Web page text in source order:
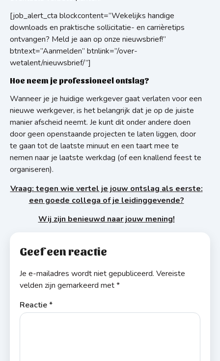
[job_alert_cta blockcontent=”Wekelijks handige
downloads en praktische sollicitatie- en carrièretips
ontvangen? Meld je aan op onze nieuwsbrief!”
btntext=”Aanmelden” btnlink=”/over-
wetalent/nieuwsbrief/”]
Hoe neem je professioneel ontslag?
Wanneer je je huidige werkgever gaat verlaten voor een
nieuwe werkgever, is het belangrijk dat je op de juiste
manier afscheid neemt. Je kunt dit onder andere doen
door geen openstaande projecten te laten liggen, door
te gaan tot de laatste minuut en een taart mee te
nemen naar je laatste werkdag (of een knallend feest te
organiseren).
Vraag: tegen wie vertel je jouw ontslag als eerste:
een goede collega of je leidinggevende?
Wij zijn benieuwd naar jouw mening!
Geef een reactie
Je e-mailadres wordt niet gepubliceerd. Vereiste
velden zijn gemarkeerd met*
Reactie*